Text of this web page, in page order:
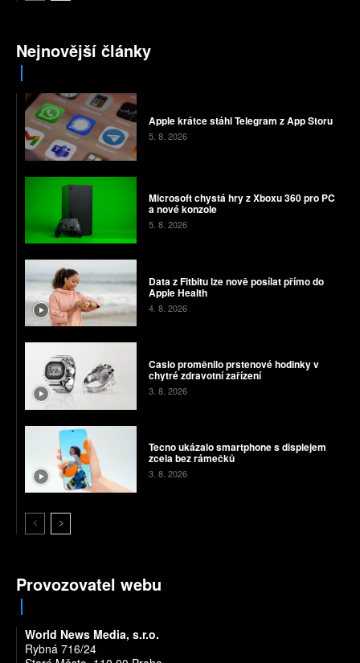
Nejnovější články
Apple krátce stáhl Telegram z App Storu
5. 8. 2026
Microsoft chystá hry z Xboxu 360 pro PC
a nové konzole
5. 8. 2026
Data z Fitbitu lze nově posílat přímo do
Apple Health
4. 8. 2026
Casio proměnilo prstenové hodinky v
chytré zdravotní zařízení
3. 8. 2026
Tecno ukázalo smartphone s displejem
zcela bez rámečků
3. 8. 2026
Provozovatel webu
World News Media, s.r.o.
Rybná 716/24